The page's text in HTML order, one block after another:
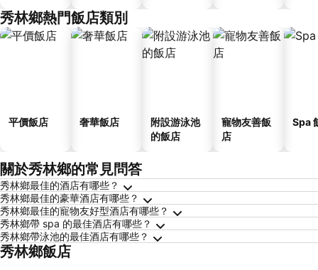
秀林鄉熱門飯店類別
平價飯店 奢華飯店
附設游泳池
的飯店
寵物友善飯
店
Spa
關於秀林鄉的常見問答
秀林鄉最佳的酒店有哪些？
秀林鄉最佳的豪華酒店有哪些？
秀林鄉最佳的寵物友好型酒店有哪些？
秀林鄉帶 spa 的最佳酒店有哪些？
秀林鄉帶泳池的最佳酒店有哪些？
秀林鄉飯店